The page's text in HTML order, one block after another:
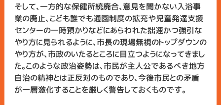
そして、一方的な保健所統廃合、意見を聞かない入浴事
業の廃止、こども誰でも通園制度の拡充や児童発達支援
センターの一時預かりなどにあらわれた拙速かつ強引な
やり方に見られるように、市長の現場無視のトップダウンの
やり方が、市政のいたるところに目立つようになってきまし
た。このような政治姿勢は、市民が主人公であるべき地方
自治の精神とは正反対のものであり、今後市民との矛盾
が一層激化することを厳しく警告しておくものです。